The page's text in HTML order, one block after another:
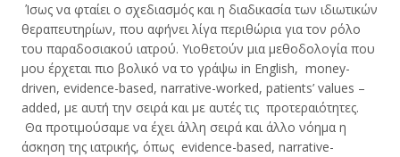
Ίσως να φταίει ο σχεδιασμός και η διαδικασία των ιδιωτικών
θεραπευτηρίων, που αφήνει λίγα περιθώρια για τον ρόλο
του παραδοσιακού ιατρού. Υιοθετούν μια μεθοδολογία που
μου έρχεται πιο βολικό να το γράψω in English, money-
driven, evidence-based, narrative-worked, patients’ values –
added, με αυτή την σειρά και με αυτές τις προτεραιότητες.
Θα προτιμούσαμε να έχει άλλη σειρά και άλλο νόημα η
άσκηση της ιατρικής, όπως evidence-based, narrative-